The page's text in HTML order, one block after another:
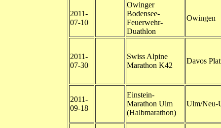
2011-
07-10
Owinger
Bodensee-
Feuerwehr-
Duathlon
Owingen
2011-
07-30
Swiss Alpine
Marathon K42
Davos
2011-
09-18
Einstein-
Marathon Ulm
(Halbmarathon)
Ulm/Neu-